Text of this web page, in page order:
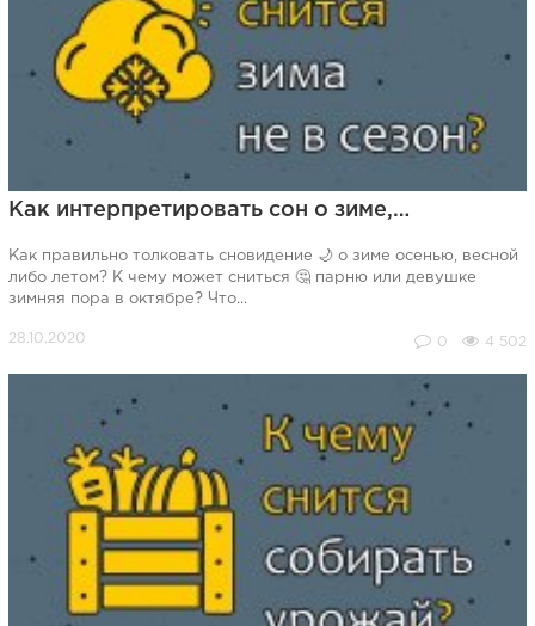
Как интерпретировать сон о зиме,…
Как правильно толковать сновидение 🌙 о зиме осенью, весной
либо летом? К чему может сниться 🤔 парню или девушке
зимняя пора в октябре? Что...
0 4 502